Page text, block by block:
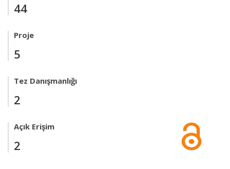
44
Proje
5
Tez Danışmanlığı
2
Açık Erişim
2